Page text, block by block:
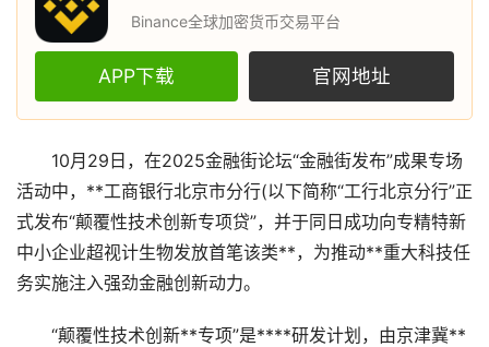
Binance全球加密货币交易平台
APP下载 官网地址
10月29日，在2025金融街论坛“金融街发布”成果专场
活动中，**工商银行北京市分行(以下简称“工行北京分行”正
式发布“颠覆性技术创新专项贷”，并于同日成功向专精特新
中小企业超视计生物发放首笔该类**，为推动**重大科技任
务实施注入强劲金融创新动力。
“颠覆性技术创新**专项”是****研发计划，由京津冀**